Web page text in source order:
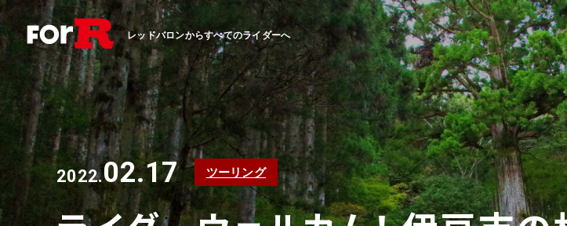
レッドバロンからすべてのライダーへ
2022.02.17 ツーリング